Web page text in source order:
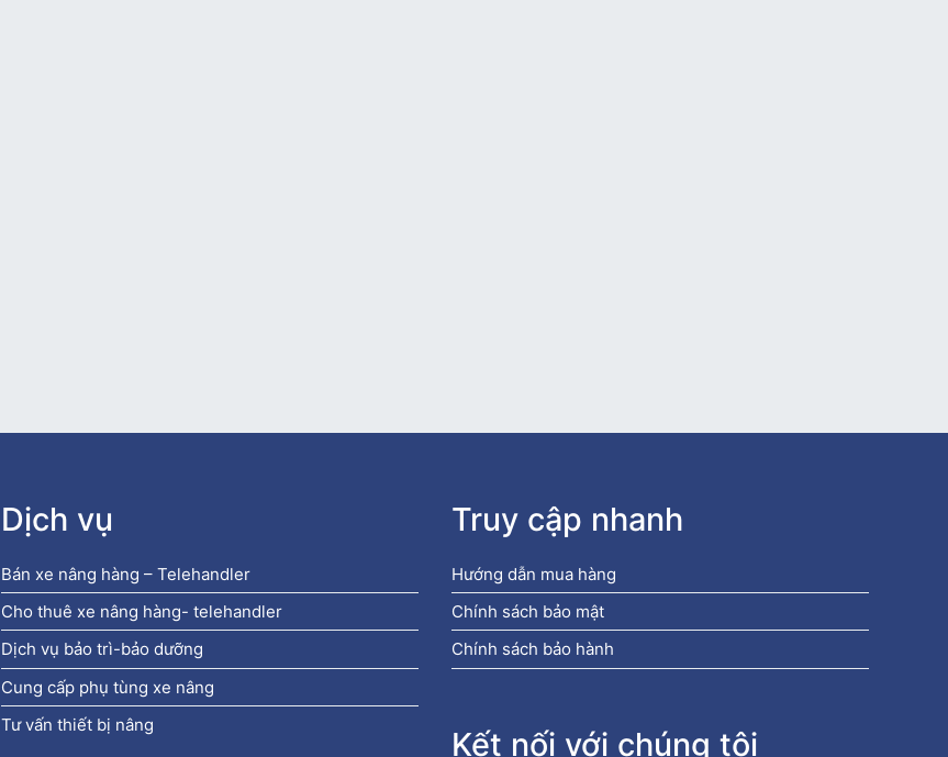
Dịch vụ
Bán xe nâng hàng – Telehandler
Cho thuê xe nâng hàng- telehandler
Dịch vụ bảo trì-bảo dưỡng
Cung cấp phụ tùng xe nâng
Tư vấn thiết bị nâng
Truy cập nhanh
Hướng dẫn mua hàng
Chính sách bảo mật
Chính sách bảo hành
Kết nối với chúng tôi